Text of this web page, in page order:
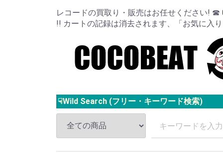
レコードの買取り・販売はお任せください! ☎
!! カートの記録は消去されます、「お気に入
☟Wild Search (フリー・キーワード検索)